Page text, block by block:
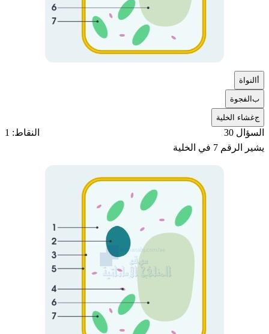
النواة
بالفجوة
جغشاء الخلية
السؤال 30
النقاط: 1
يشير الرقم 7 في الخلية